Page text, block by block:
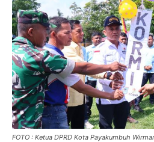
FOTO : Ketua DPRD Kota Payakumbuh